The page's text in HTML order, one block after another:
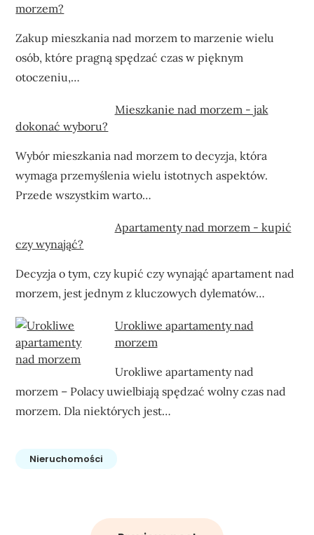
morzem?
Zakup mieszkania nad morzem to marzenie wielu
osób, które pragną spędzać czas w pięknym
otoczeniu,…
Mieszkanie nad morzem - jak
dokonać wyboru?
Wybór mieszkania nad morzem to decyzja, która
wymaga przemyślenia wielu istotnych aspektów.
Przede wszystkim warto…
Apartamenty nad morzem - kupić
czy wynająć?
Decyzja o tym, czy kupić czy wynająć apartament nad
morzem, jest jednym z kluczowych dylematów…
Urokliwe apartamenty nad
morzem
Urokliwe apartamenty nad
morzem – Polacy uwielbiają spędzać wolny czas nad
morzem. Dla niektórych jest…
Nieruchomości